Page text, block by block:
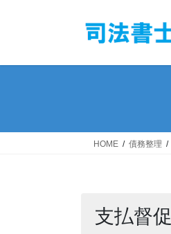
HOME 債務整理
支払督促